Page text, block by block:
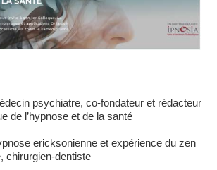
psychiatre, co-fondateur et rédacteur
de l’hypnose et de la santé
ericksonienne et expérience du zen
chirurgien-dentiste